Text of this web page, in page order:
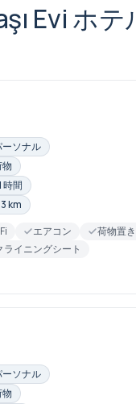
Evi ホ
ーソナル
時間
km
エアコン
荷物置
ライニングシート
ーソナル